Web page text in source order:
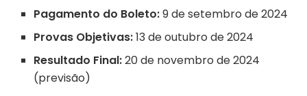
Pagamento do Boleto:9 de setembro de 2024
Provas Objetivas:13 de outubro de 2024
Resultado Final:20 de novembro de 2024
(previsão)